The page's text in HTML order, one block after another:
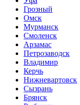
Грозный
Омск
Мурманск
Смоленск
Арзамас
Петрозаводск
Владимир
Керчь
Нижневартовск
Сызрань
Брянск